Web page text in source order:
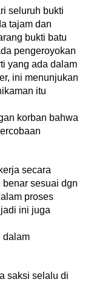
seluruh bukti
tajam dan
bukti batu
pengeroyokan
yang ada dalam
ini menunjukan
itu
korban bahwa
secara
sesuai dgn
proses
ini juga
dalam
saksi selalu di